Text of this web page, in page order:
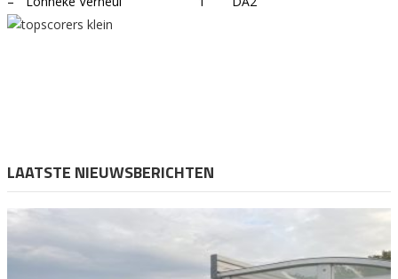
LAATSTE NIEUWSBERICHTEN